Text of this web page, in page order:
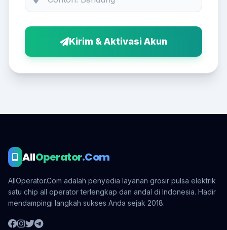
Kirim & Aktivasi Akun
AllOperator.Com
AllOperator.Com adalah penyedia layanan grosir pulsa elektrik
satu chip all operator terlengkap dan andal di Indonesia. Hadir
mendampingi langkah sukses Anda sejak 2018.